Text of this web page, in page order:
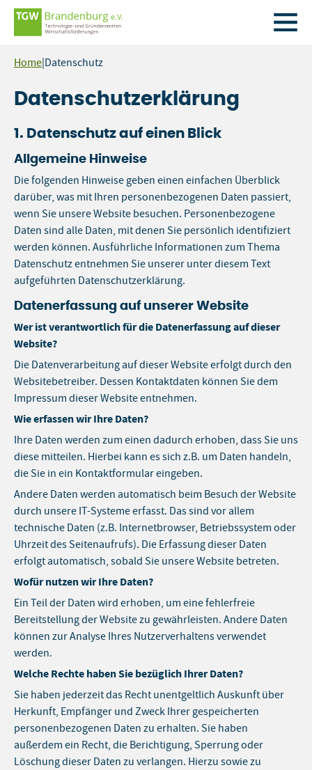
InhaltHome Datenschutz
Datenschutzerklärung
1. Datenschutz auf einen Blick
Allgemeine Hinweise
Die folgenden Hinweise geben einen einfachen Überblick
darüber, was mit Ihren personenbezogenen Daten passiert,
wenn Sie unsere Website besuchen. Personenbezogene
Daten sind alle Daten, mit denen Sie persönlich identifiziert
werden können. Ausführliche Informationen zum Thema
Datenschutz entnehmen Sie unserer unter diesem Text
aufgeführten Datenschutzerklärung.
Datenerfassung auf unserer Website
Wer ist verantwortlich für die Datenerfassung auf dieser
Website?
Die Datenverarbeitung auf dieser Website erfolgt durch den
Websitebetreiber. Dessen Kontaktdaten können Sie dem
Impressum dieser Website entnehmen.
Wie erfassen wir Ihre Daten?
Ihre Daten werden zum einen dadurch erhoben, dass Sie uns
diese mitteilen. Hierbei kann es sich z.B. um Daten handeln,
die Sie in ein Kontaktformular eingeben.
Andere Daten werden automatisch beim Besuch der Website
durch unsere IT-Systeme erfasst. Das sind vor allem
technische Daten (z.B. Internetbrowser, Betriebssystem oder
Uhrzeit des Seitenaufrufs). Die Erfassung dieser Daten
erfolgt automatisch, sobald Sie unsere Website betreten.
Wofür nutzen wir Ihre Daten?
Ein Teil der Daten wird erhoben, um eine fehlerfreie
Bereitstellung der Website zu gewährleisten. Andere Daten
können zur Analyse Ihres Nutzerverhaltens verwendet
werden.
Welche Rechte haben Sie bezüglich Ihrer Daten?
Sie haben jederzeit das Recht unentgeltlich Auskunft über
Herkunft, Empfänger und Zweck Ihrer gespeicherten
personenbezogenen Daten zu erhalten. Sie haben
außerdem ein Recht, die Berichtigung, Sperrung oder
Löschung dieser Daten zu verlangen. Hierzu sowie zu